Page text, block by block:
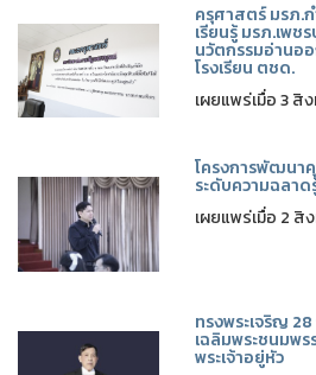
ครุศาสตร์ มรภ.
เรียนรู้ มรภ.เพ
นวัตกรรมอ่านอ
โรงเรียน ตชด.
เผยแพร่เมื่อ 3 สิ
โครงการพัฒนา
ระดับความฉลาด
เผยแพร่เมื่อ 2 สิ
ทรงพระเจริญ
เฉลิมพระชนมพ
พระเจ้าอยู่หัว